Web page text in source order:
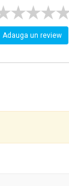
linii de
200 de
Adauga un review